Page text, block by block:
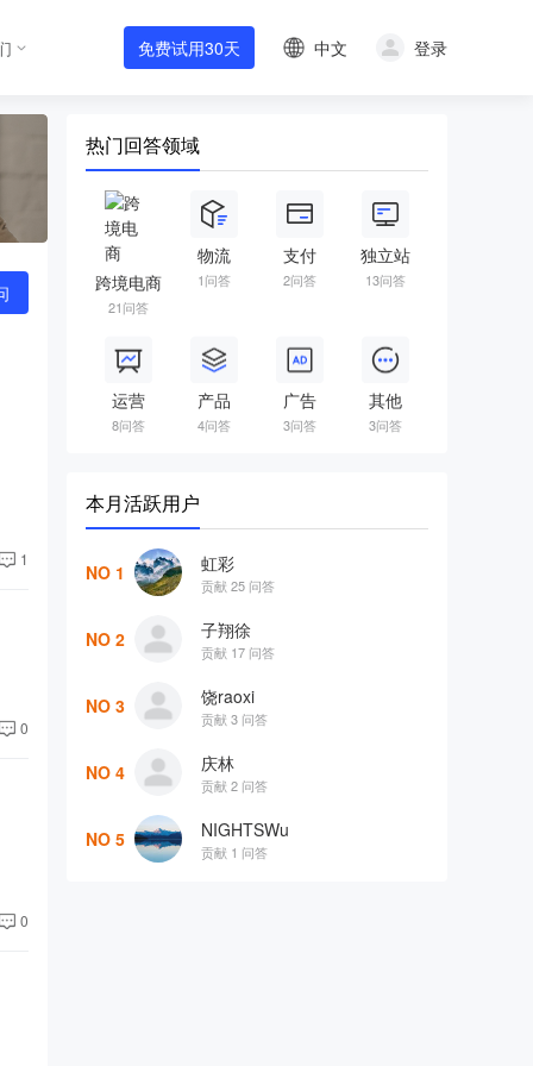
免费试用30天 中文 登录
1
0
0
热门回答领域
跨境电商
21问答
物流
1问答
支付
2问答
独立站
13问答
运营
8问答
产品
4问答
广告
3问答
其他
3问答
本月活跃用户
NO 1 虹彩
贡献 25 问答
NO 2 子翔徐
贡献 17 问答
NO 3 饶raoxi
贡献 3 问答
NO 4 庆林
贡献 2 问答
NO 5 NIGHTSWu
贡献 1 问答